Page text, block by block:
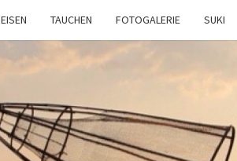
TAUCHEN FOTOGALERIE SUKI